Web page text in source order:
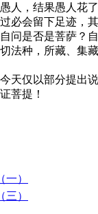
人，结果愚人花
必会留下足迹，
问是否是菩萨？
法种，所藏、集
天仅以部分提出
菩提！
）
）